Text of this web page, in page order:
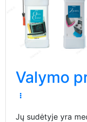
Valymo
Jų sudėtyje yra